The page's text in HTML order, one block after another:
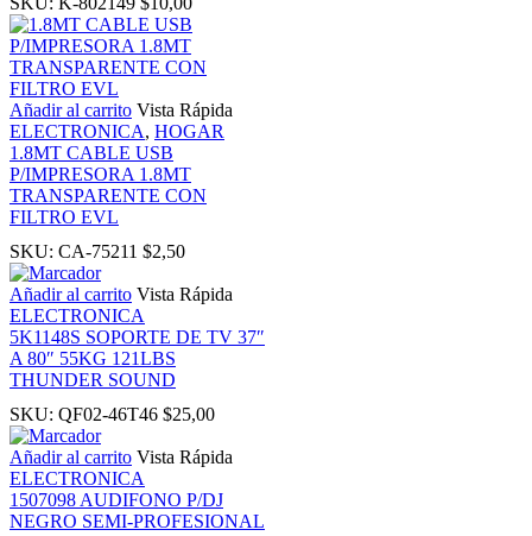
Panel
Panel
panel
panel
panel
panel
Añadir al carrito Vista Rápida
ELECTRONICA, HOGAR
1.8MT CABLE USB
P/IMPRESORA 1.8MT
TRANSPARENTE CON
FILTRO EVL
SKU: CA-75211 $2,50
Añadir al carrito Vista Rápida
ELECTRONICA
5K1148S SOPORTE DE TV 37″
A 80″ 55KG 121LBS
THUNDER SOUND
SKU: QF02-46T46 $25,00
Añadir al carrito Vista Rápida
ELECTRONICA
1507098 AUDIFONO P/DJ
NEGRO SEMI-PROFESIONAL